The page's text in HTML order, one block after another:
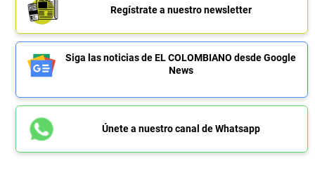
Regístrate a nuestro newsletter
Siga las noticias de EL COLOMBIANO desde Google
News
Únete a nuestro canal de Whatsapp